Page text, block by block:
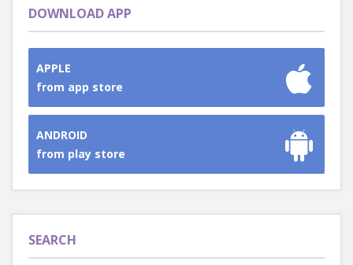
DOWNLOAD APP
APPLE
from app store
ANDROID
from play store
SEARCH